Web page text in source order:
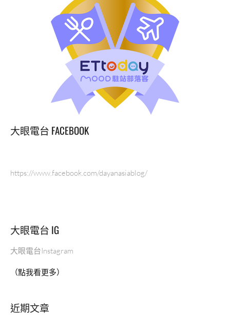
大眼電台 FACEBOOK
https://www.facebook.com/dayanasiablog/
大眼電台 IG
大眼電台Instagram
（點我看更多）
近期文章